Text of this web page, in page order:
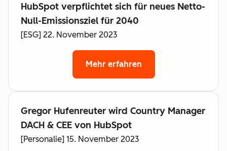
HubSpot verpflichtet sich für neues Netto-
Null-Emissionsziel für 2040
[ESG] 22. November 2023
Mehr erfahren
Gregor Hufenreuter wird Country Manager
DACH & CEE von HubSpot
[Personalie] 15. November 2023